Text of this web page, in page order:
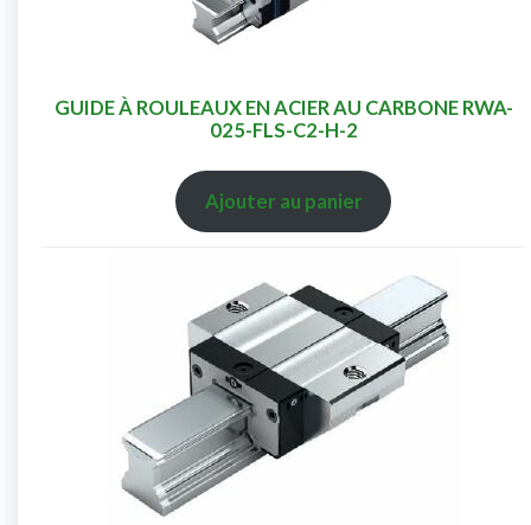
GUIDE À ROULEAUX EN ACIER AU CARBONE RWA-
025-FLS-C2-H-2
Ajouter au panier